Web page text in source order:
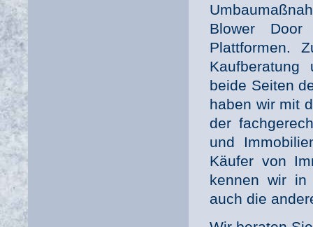
Blower
Plattformen.
beide Seiten
haben wir mit
der
und
Käufer von
kennen wir in
auch die